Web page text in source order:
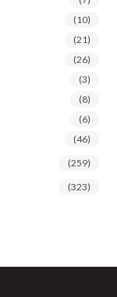
(10)
(21)
(26)
(3)
(8)
(6)
(46)
(259)
(323)